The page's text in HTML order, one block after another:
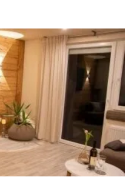
Wein und guten Gesprächen.
längsten Biotopverbund
für Wanderer,
Radbegeisterten gibt es eine
mit viel Platz für
und dennoch ganz nah am
– der perfekte Mix